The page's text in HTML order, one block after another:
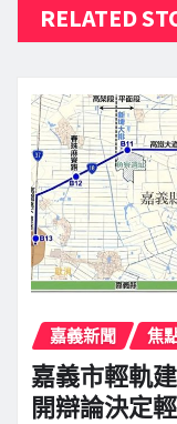
RELATED
嘉義新聞 焦
嘉義市輕軌
開辯論決定